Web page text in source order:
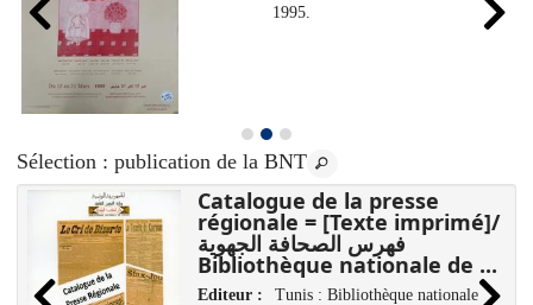
1995.
Sélection : publication de la BNT
Catalogue de la presse
régionale = [Texte imprimé]/
فهرس الصحافة الجهوية
Bibliothèque nationale de ...
Editeur :
Tunis : Bibliothèque nationale